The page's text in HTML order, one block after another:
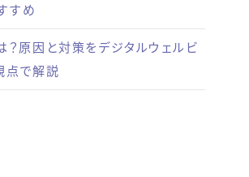
すめ
？原因と対策をデジタルウェルビ
点で解説